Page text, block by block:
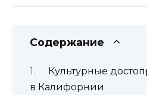
Содержание
Культурные
в Калифорнии